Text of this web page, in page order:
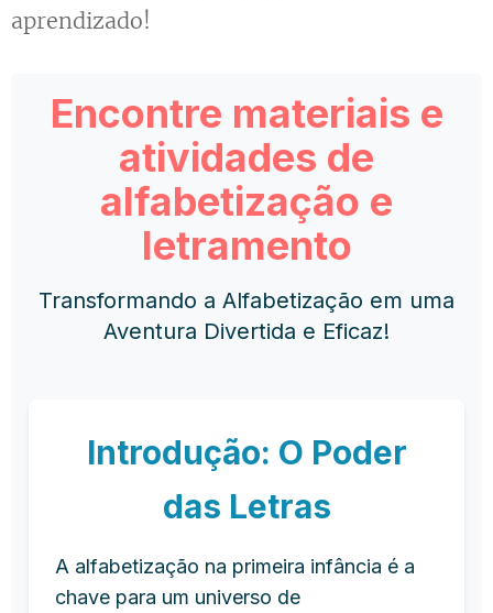
aprendizado! ✨
Encontre materiais e
atividades de
alfabetização e
letramento
Transformando a Alfabetização em uma
Aventura Divertida e Eficaz!
Introdução: O Poder
das Letras
A alfabetização na primeira infância é a
chave para um universo de